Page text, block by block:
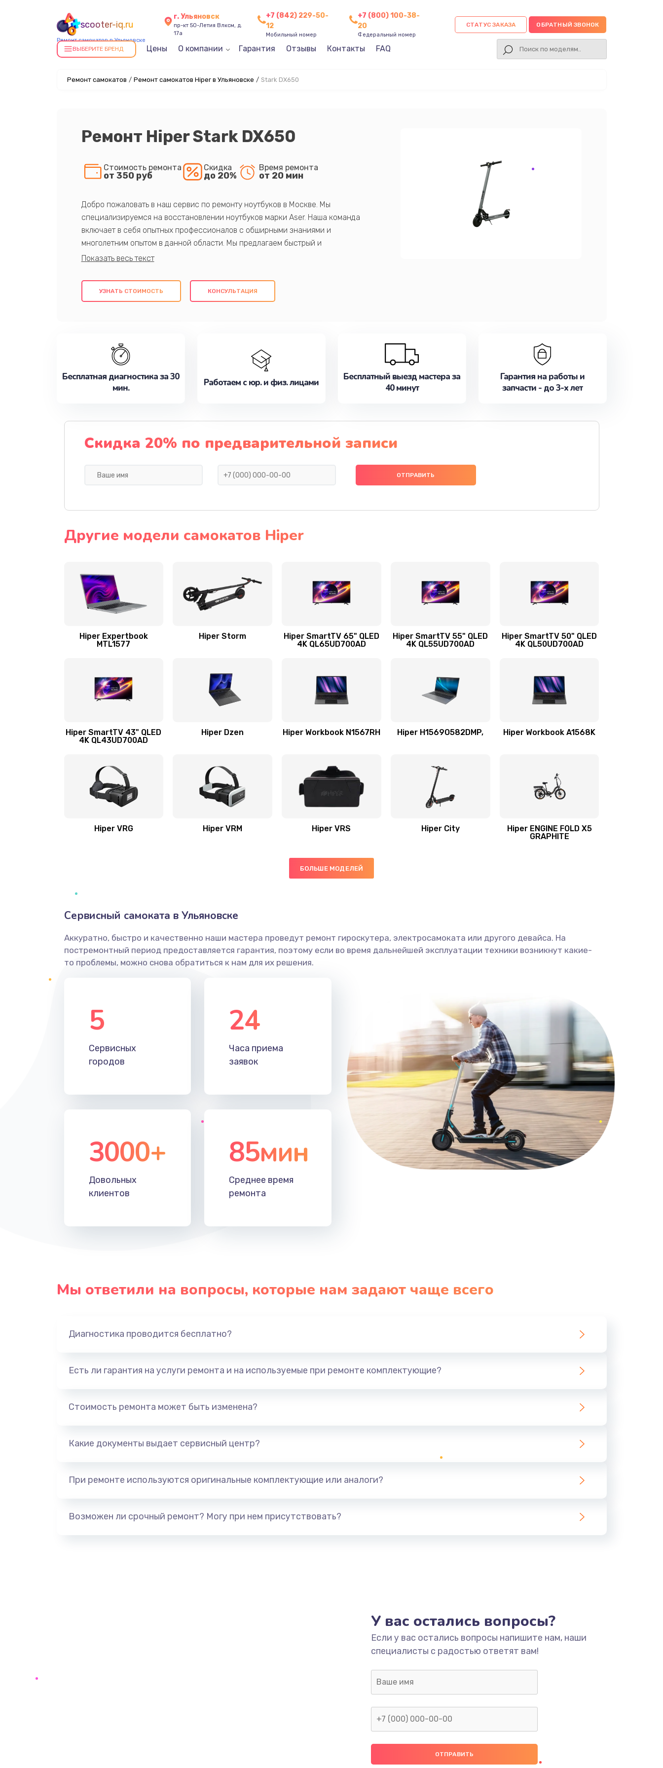
scooter-iq.ru
Ремонт самокатов в Ульяновске
г. Ульяновск
пр-кт 50-Летия Влксм, д.
17а
+7 (842) 229-50-
12
Мобильный номер
+7 (800) 100-38-
20
Федеральный номер
СТАТУС ЗАКАЗА ОБРАТНЫЙ ЗВОНОК
ВЫБЕРИТЕ БРЕНД Цены О компании Гарантия Отзывы Контакты FAQ
Ремонт самокатов / Ремонт самокатов Hiper в Ульяновске / Stark DX650
Ремонт Hiper Stark DX650
Стоимость ремонта
от 350 руб
Скидка
до 20%
Время ремонта
от 20 мин
Добро пожаловать в наш сервис по ремонту ноутбуков в Москве. Мы
специализируемся на восстановлении ноутбуков марки Aser. Наша команда
включает в себя опытных профессионалов с обширными знаниями и
многолетним опытом в данной области. Мы предлагаем быстрый и
качественный ремонт с использованием оригинальных компонентов, а также
клиентам надежное и профессиональное обслуживание, удовлетворяя их
потребности наилучшим образом. Не медлите записаться на ремонт уже
УЗНАТЬ СТОИМОСТЬ КОНСУЛЬТАЦИЯ
Бесплатная диагностика за 30
мин.
Работаем с юр. и физ. лицами
Бесплатный выезд мастера за
40 минут
Гарантия на работы и
запчасти - до 3-х лет
Скидка 20% по предварительной записи
Другие модели самокатов Hiper
Hiper Expertbook
MTL1577
Hiper Storm
Hiper SmartTV 65" QLED
4K QL65UD700AD
Hiper SmartTV 55" QLED
4K QL55UD700AD
Hiper SmartTV 50" QLED
4K QL50UD700AD
Hiper SmartTV 43" QLED
4K QL43UD700AD
Hiper Dzen Hiper Workbook N1567RH Hiper H1569O582DMP, Hiper Workbook A1568K
Hiper VRG Hiper VRM Hiper VRS Hiper City
Hiper ENGINE FOLD X5
GRAPHITE
БОЛЬШЕ МОДЕЛЕЙ
Сервисный самоката в Ульяновске
Аккуратно, быстро и качественно наши мастера проведут ремонт гироскутера, электросамоката или другого девайса. На
постремонтный период предоставляется гарантия, поэтому если во время дальнейшей эксплуатации техники возникнут какие-
то проблемы, можно снова обратиться к нам для их решения.
5
Сервисных
городов
24
Часа приема
заявок
3000+
Довольных
клиентов
85мин
Среднее время
ремонта
Мы ответили на вопросы, которые нам задают чаще всего
Диагностика проводится бесплатно?
Есть ли гарантия на услуги ремонта и на используемые при ремонте комплектующие?
Стоимость ремонта может быть изменена?
Какие документы выдает сервисный центр?
При ремонте используются оригинальные комплектующие или аналоги?
Возможен ли срочный ремонт? Могу при нем присутствовать?
У вас остались вопросы?
Если у вас остались вопросы напишите нам, наши
специалисты с радостью ответят вам!